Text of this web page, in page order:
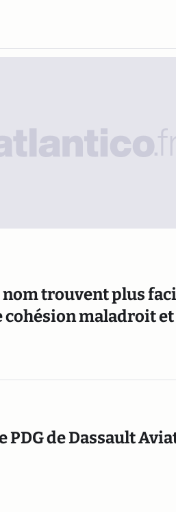
trouvent plus
cohésion maladroit
PDG de Dassault